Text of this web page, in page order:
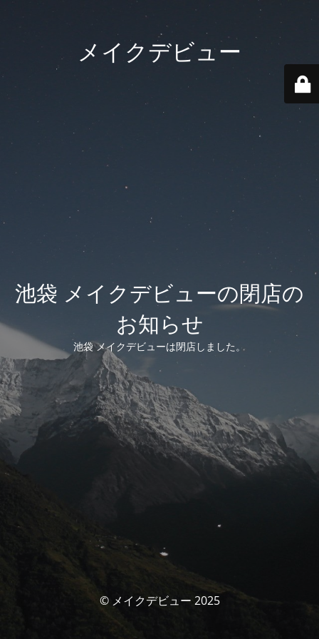
メイクデビュー
池袋 メイクデビューの閉店の
お知らせ
池袋 メイクデビューは閉店しました。
© メイクデビュー 2025